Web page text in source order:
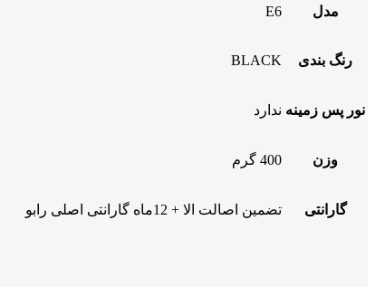
مدل E6
رنگ بندی BLACK
نور پس زمینه ندارد
وزن 400 گرم
گارانتی تضمین اصالت الا + 12ماه گارانتی اصلی رابو